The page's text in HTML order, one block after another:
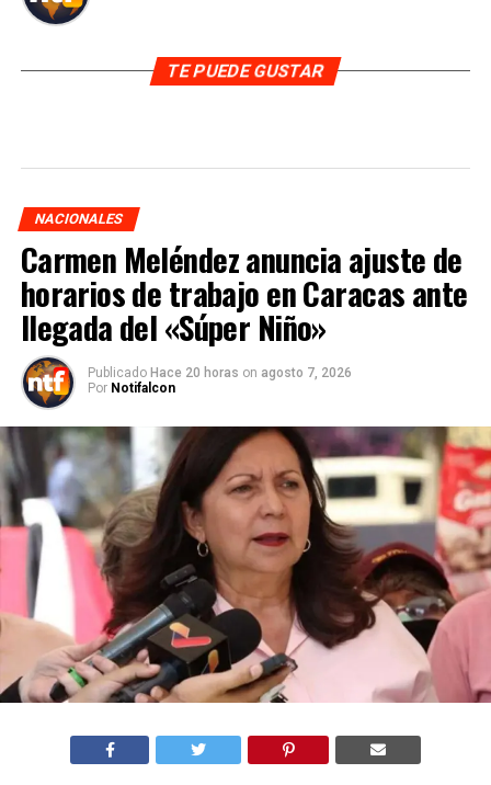
TE PUEDE GUSTAR
NACIONALES
Carmen Meléndez anuncia ajuste de
horarios de trabajo en Caracas ante
llegada del «Súper Niño»
Publicado Hace 20 horas on agosto 7, 2026
Por Notifalcon